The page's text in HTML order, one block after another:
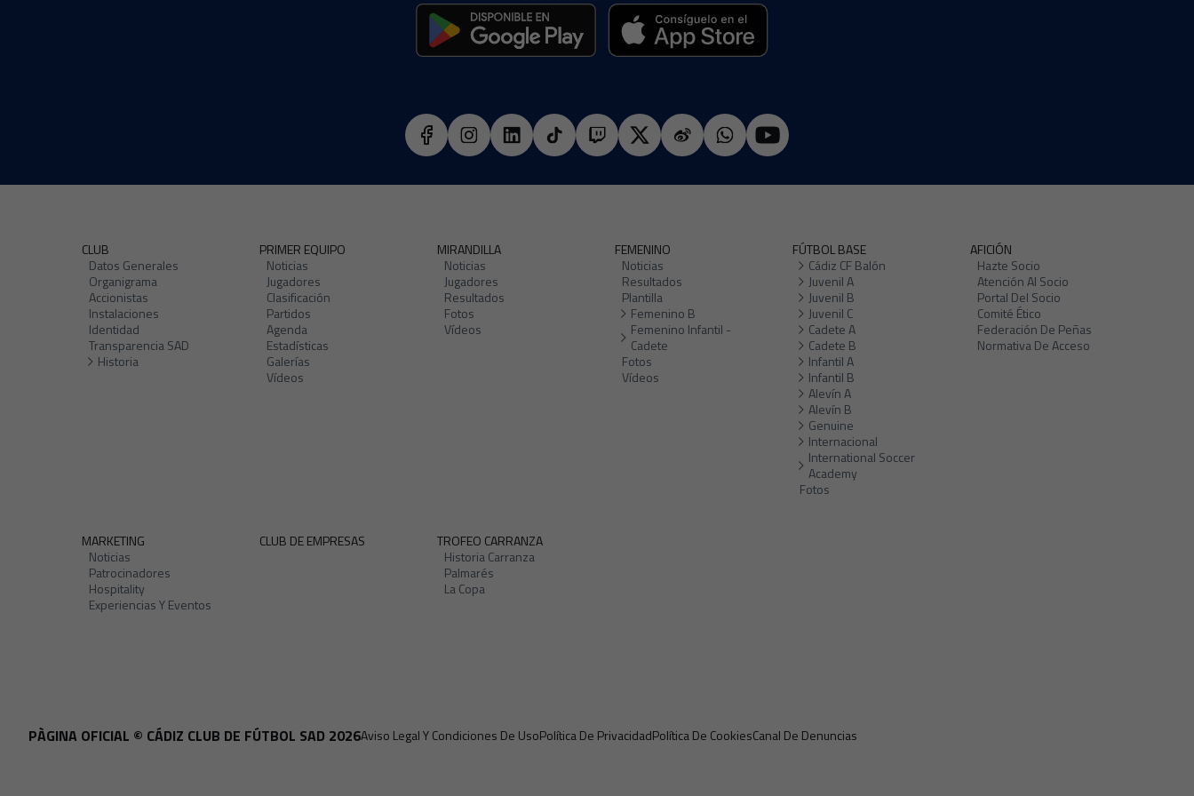
CLUB
Datos Generales
Organigrama
Accionistas
Instalaciones
Identidad
Transparencia SAD
Historia
PRIMER EQUIPO
Noticias
Jugadores
Clasificación
Partidos
Agenda
Estadísticas
Galerías
Vídeos
MIRANDILLA
Noticias
Jugadores
Resultados
Fotos
Vídeos
FEMENINO
Noticias
Resultados
Plantilla
Femenino B
Femenino Infantil -
Cadete
Fotos
Vídeos
FÚTBOL BASE
Cádiz CF Balón
Juvenil A
Juvenil B
Juvenil C
Cadete A
Cadete B
Infantil A
Infantil B
Alevín A
Alevín B
Genuine
Internacional
International Soccer
Academy
Fotos
AFICIÓN
Hazte Socio
Atención Al Socio
Portal Del Socio
Comité Ético
Federación De Peñas
Normativa De Acceso
MARKETING
Noticias
Patrocinadores
Hospitality
Experiencias Y Eventos
CLUB DE EMPRESAS
TROFEO CARRANZA
Historia Carranza
Palmarés
La Copa
Aviso Legal Y Condiciones De UsoPolítica De PrivacidadPolítica De CookiesCanal De Denuncias
PÀGINA OFICIAL © CÁDIZ CLUB DE FÚTBOL SAD 2026